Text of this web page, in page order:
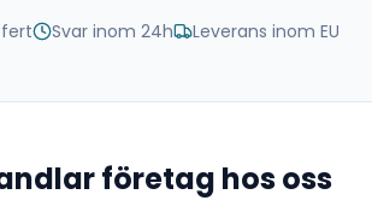
Svar inom 24h Leverans inom EU
företag hos oss